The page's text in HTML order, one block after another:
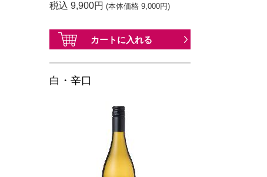
税込 9,900円 (本体価格 9,000円)
カートに 入れる
白・辛口